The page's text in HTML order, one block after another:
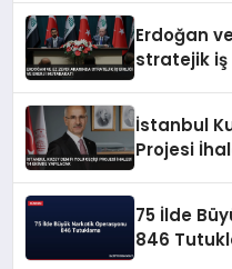
Erdoğan
stratejik iş
İstanbul
Projesi
75 İlde
846